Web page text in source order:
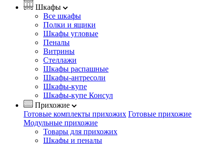
Шкафы
Все шкафы
Полки и ящики
Шкафы угловые
Пеналы
Витрины
Стеллажи
Шкафы распашные
Шкафы-антресоли
Шкафы-купе
Шкафы-купе Консул
Прихожие
Готовые комплекты прихожих Готовые прихожие
Модульные прихожие
Товары для прихожих
Шкафы и пеналы